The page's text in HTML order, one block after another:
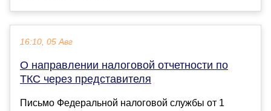
16:10, 05 Авг
О направлении налоговой отчетности по
ТКС через представителя
Письмо Федеральной налоговой службы от 1